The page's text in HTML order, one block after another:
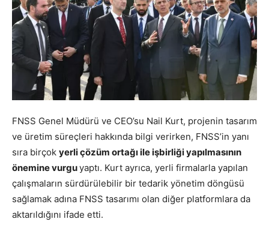
FNSS Genel Müdürü ve CEO’su Nail Kurt, projenin tasarım
ve üretim süreçleri hakkında bilgi verirken, FNSS’in yanı
sıra birçok yerli çözüm ortağı ile işbirliği yapılmasının
önemine vurguyaptı. Kurt ayrıca, yerli firmalarla yapılan
çalışmaların sürdürülebilir bir tedarik yönetim döngüsü
sağlamak adına FNSS tasarımı olan diğer platformlara da
aktarıldığını ifade etti.